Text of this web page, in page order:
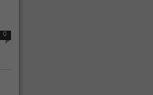
0